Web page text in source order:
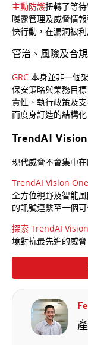
主動防護扭轉了等
曝露管理及威脅情
快行動，在漏洞被
管治、風險及合規
GRC 本身並非一個
保安策略與業務目
責性、執行政策及
而度身訂造的結構化
TrendAI Vision
現代威脅不會集中
TrendAI Vision One
全方位視野及智能
的訊號連繫至一個
探索 TrendAI
境對抗最先進的威脅